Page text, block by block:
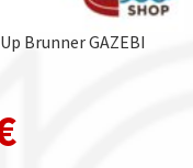
Brunner GAZEBI